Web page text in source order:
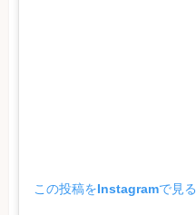
この投稿をInstagramで見る